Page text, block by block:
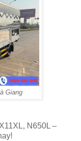
Giang
N650L–